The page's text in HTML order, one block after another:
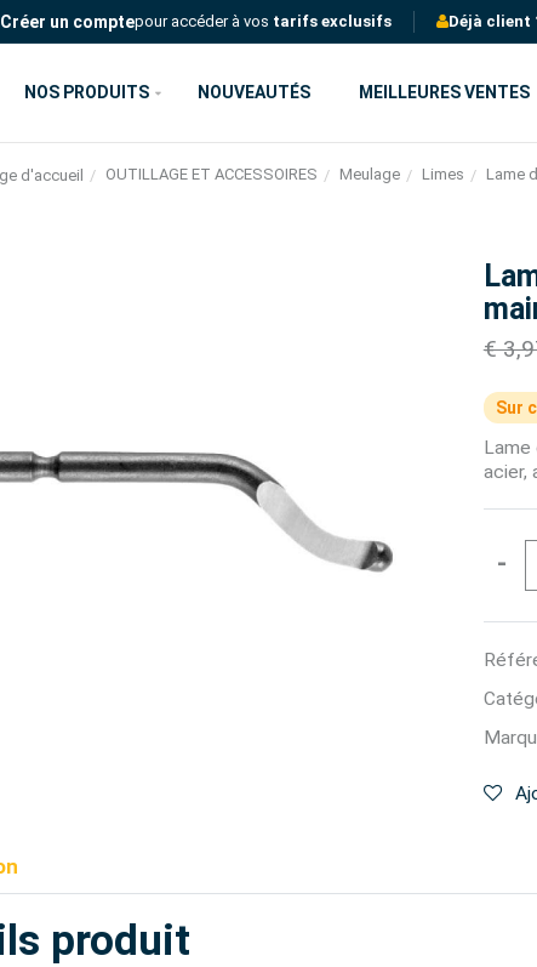
Créer un comptepour accéder à vos tarifs exclusifs Déjà client
NOS PRODUITS NOUVEAUTÉS MEILLEURES VENTES
d'accueil OUTILLAGE ET ACCESSOIRES Meulage Limes Lame
€
Sur
Lame
acier,
-
produit